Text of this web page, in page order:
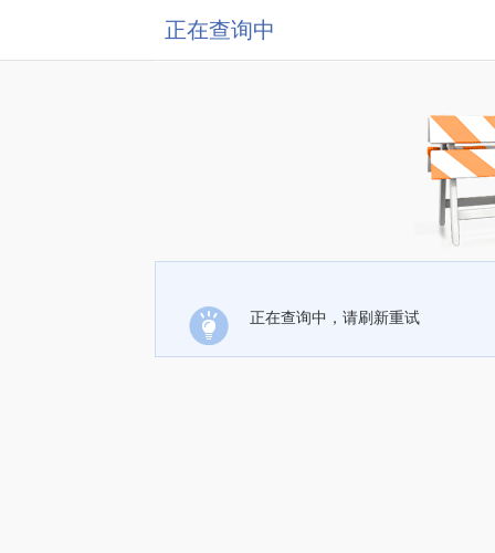
正在查询中
正在查询中，请刷新重试